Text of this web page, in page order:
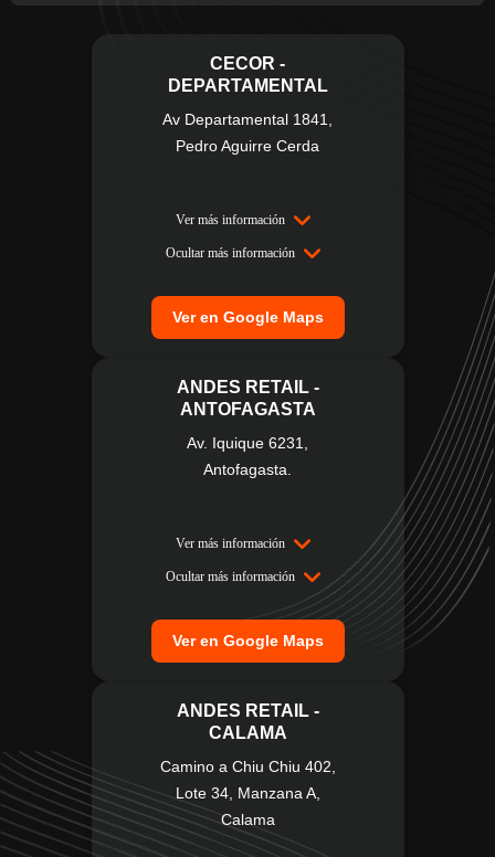
CECOR -
DEPARTAMENTAL
Av Departamental 1841,
Pedro Aguirre Cerda
Ver más información
Ocultar más información
Ver en Google Maps
ANDES RETAIL -
ANTOFAGASTA
Av. Iquique 6231,
Antofagasta.
Ver más información
Ocultar más información
Ver en Google Maps
ANDES RETAIL -
CALAMA
Camino a Chiu Chiu 402,
Lote 34, Manzana A,
Calama